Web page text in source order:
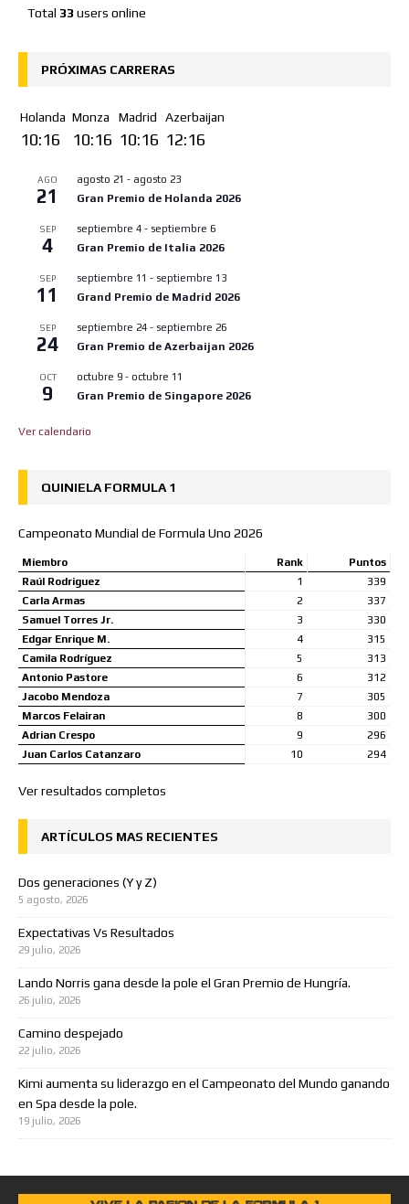
Total 33 users online
PRÓXIMAS CARRERAS
Holanda
10:16
Monza
10:16
Madrid
10:16
Azerbaijan
12:16
AGO
21
agosto 21 - agosto 23
Gran Premio de Holanda 2026
SEP
4
septiembre 4 - septiembre 6
Gran Premio de Italia 2026
SEP
11
septiembre 11 - septiembre 13
Grand Premio de Madrid 2026
SEP
24
septiembre 24 - septiembre 26
Gran Premio de Azerbaijan 2026
OCT
9
octubre 9 - octubre 11
Gran Premio de Singapore 2026
Ver calendario
QUINIELA FORMULA 1
Campeonato Mundial de Formula Uno 2026
Miembro Rank
Puntos
Raúl Rodriguez
1
339
Carla Armas
2
337
Samuel Torres Jr.
3
330
Edgar Enrique M.
4
315
Camila Rodríguez
5
313
Antonio Pastore
6
312
Jacobo Mendoza
7
305
Marcos Felairan
8
300
Adrian Crespo
9
296
Juan Carlos Catanzaro
10 294
Ver resultados completos
ARTÍCULOS MAS RECIENTES
Dos generaciones (Y y Z)
5 agosto, 2026
Expectativas Vs Resultados
29 julio, 2026
Lando Norris gana desde la pole el Gran Premio de Hungría.
26 julio, 2026
Camino despejado
22 julio, 2026
Kimi aumenta su liderazgo en el Campeonato del Mundo ganando
en Spa desde la pole.
19 julio, 2026